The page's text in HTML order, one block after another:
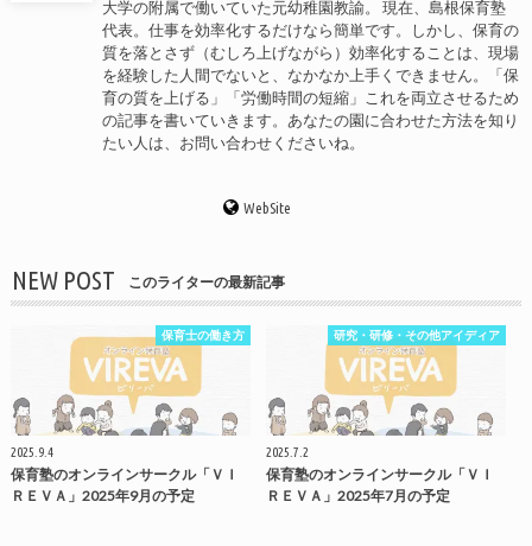
大学の附属で働いていた元幼稚園教諭。 現在、島根保育塾
代表。仕事を効率化するだけなら簡単です。しかし、保育の
質を落とさず（むしろ上げながら）効率化することは、現場
を経験した人間でないと、なかなか上手くできません。「保
育の質を上げる」「労働時間の短縮」これを両立させるため
の記事を書いていきます。あなたの園に合わせた方法を知り
たい人は、お問い合わせくださいね。
WebSite
NEW POST このライターの最新記事
保育士の働き方
2025.9.4
保育塾のオンラインサークル「ＶＩ
ＲＥＶＡ」2025年9月の予定
研究・研修・その他アイディア
2025.7.2
保育塾のオンラインサークル「ＶＩ
ＲＥＶＡ」2025年7月の予定